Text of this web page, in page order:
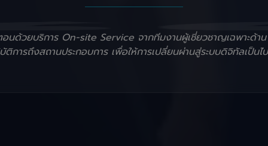
อนด้วยบริการ On-site Service จากทีมงานผู้เชี่ยวชาญเฉพาะด้า
การถึงสถานประกอบการ เพื่อให้การเปลี่ยนผ่านสู่ระบบดิจิทัลเป็นไ